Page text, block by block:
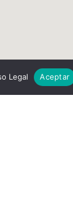
Legal Aceptar